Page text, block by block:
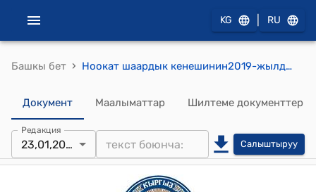
KG RU
Башкы бет › Ноокат шаардык кенешинин2019-жылдын 23-январындагы №2 "Ноокат шаарынын аймагындагы “Мектепке чейинки билим берүү мекемелерине ”2018-жыл ичинде үнөмдөлгөн атайын эсепте калган акча каражатты бөлүп берүү жөнүндө" токтому
Документ Маалыматтар Шилтеме документтер
Редакция
23,01,2019 Салыштыруу